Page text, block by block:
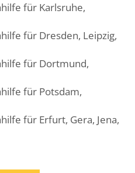
für Karlsruhe,
für Dresden, Leipzig,
für Dortmund,
für Potsdam,
für Erfurt, Gera, Jena,